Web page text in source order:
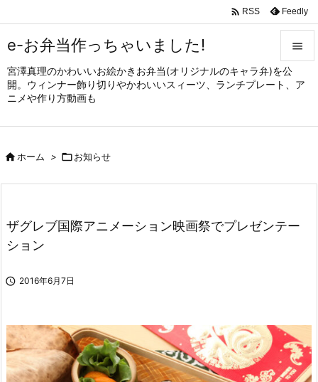
e-お弁当作っちゃいました!
宮澤真理のかわいいお絵かきお弁当(オリジナルのキャラ弁)を公
開。ウィンナー飾り切りやかわいいスィーツ、ランチプレート、ア
ニメや作り方動画も


メニュ
サイド


 RSS Feedly
ホーム > お知らせ
ザグレブ国際アニメーション映画祭でプレゼンテー
ション
 2016年6月7日